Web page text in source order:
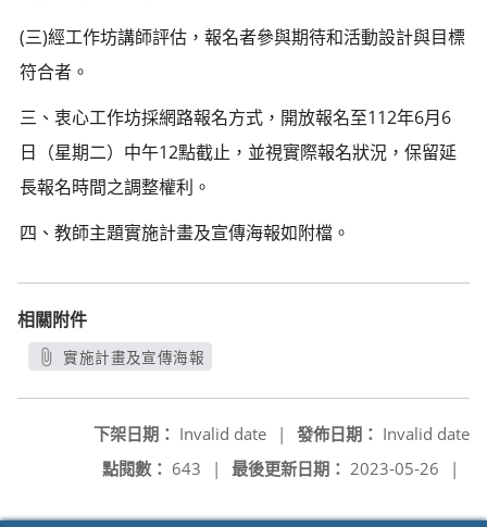
(三)經工作坊講師評估，報名者參與期待和活動設計與目標
符合者。
三、衷心工作坊採網路報名方式，開放報名至112年6月6
日（星期二）中午12點截止，並視實際報名狀況，保留延
長報名時間之調整權利。
四、教師主題實施計畫及宣傳海報如附檔。
相關附件
實施計畫及宣傳海報
發佈日期： Invalid date
下架日期： Invalid date
|
最後更新日期： 2023-05-26 |
點閱數： 643 |